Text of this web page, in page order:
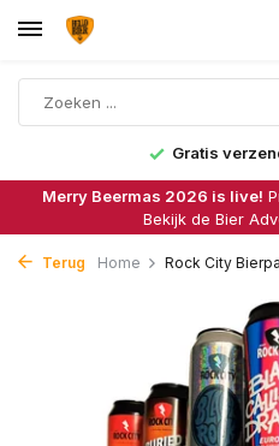
Gratis
Merry Beermas 2026 is live!
Bekijk de Bier
Terug Home Rock City